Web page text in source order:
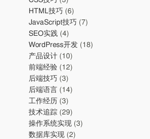
HTML技巧 (6)
JavaScript技巧 (7)
SEO实践 (4)
WordPress开发 (18)
产品设计 (10)
前端经验 (12)
后端技巧 (3)
后端语言 (14)
工作经历 (3)
技术追踪 (29)
操作系统实现 (3)
数据库实现 (2)